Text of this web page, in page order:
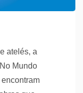
atelés, a
Mundo